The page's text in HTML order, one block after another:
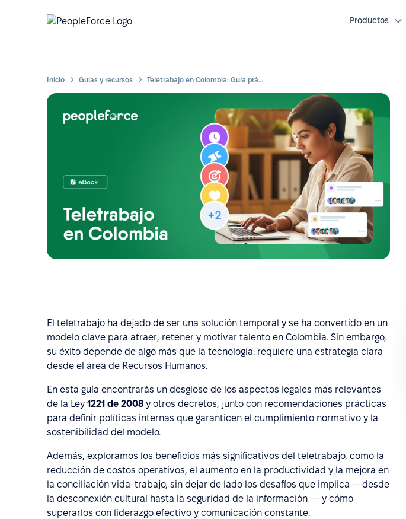
Productos
Inicio Guías y recursos Teletrabajo en Colombia: Guía práctica para HR y líderes de equipo
El teletrabajo ha dejado de ser una solución temporal y se ha convertido en un
modelo clave para atraer, retener y motivar talento en Colombia. Sin embargo,
su éxito depende de algo más que la tecnología: requiere una estrategia clara
desde el área de Recursos Humanos.
En esta guía encontrarás un desglose de los aspectos legales más relevantes
de la Ley 1221 de 2008 y otros decretos, junto con recomendaciones prácticas
para definir políticas internas que garanticen el cumplimiento normativo y la
sostenibilidad del modelo.
Además, exploramos los beneficios más significativos del teletrabajo, como la
reducción de costos operativos, el aumento en la productividad y la mejora en
la conciliación vida-trabajo, sin dejar de lado los desafíos que implica —desde
la desconexión cultural hasta la seguridad de la información — y cómo
superarlos con liderazgo efectivo y comunicación constante.